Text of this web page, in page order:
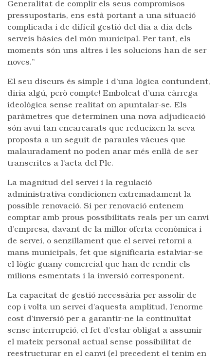
Generalitat de complir els seus compromisos
pressupostaris, ens està portant a una situació
complicada i de difícil gestió del dia a dia dels
serveis bàsics del món municipal. Per tant, els
moments són uns altres i les solucions han de ser
noves.”
El seu discurs és simple i d’una lògica contundent,
diria algú, però compte! Embolcat d’una càrrega
ideològica sense realitat on apuntalar-se. Els
paràmetres que determinen una nova adjudicació
són avui tan encarcarats que redueixen la seva
proposta a un seguit de paraules vàcues que
malauradament no poden anar més enllà de ser
transcrites a l’acta del Ple.
La magnitud del servei i la regulació
administrativa condicionen extremadament la
possible renovació. Si per renovació entenem
comptar amb prous possibilitats reals per un canvi
d’empresa, davant de la millor oferta econòmica i
de servei, o senzillament que el servei retorni a
mans municipals, fet que significaria estalviar-se
el lògic guany comercial que han de rendir els
milions esmentats i la inversió corresponent.
La capacitat de gestió necessària per assolir de
cop i volta un servei d’aquesta amplitud, l’enorme
cost d’inversió per a garantir-ne la continuïtat
sense interrupció, el fet d’estar obligat a assumir
el mateix personal actual sense possibilitat de
reestructurar en el canvi (el precedent el tenim en